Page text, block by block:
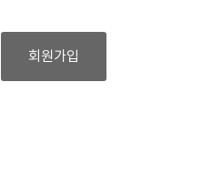
회원가입